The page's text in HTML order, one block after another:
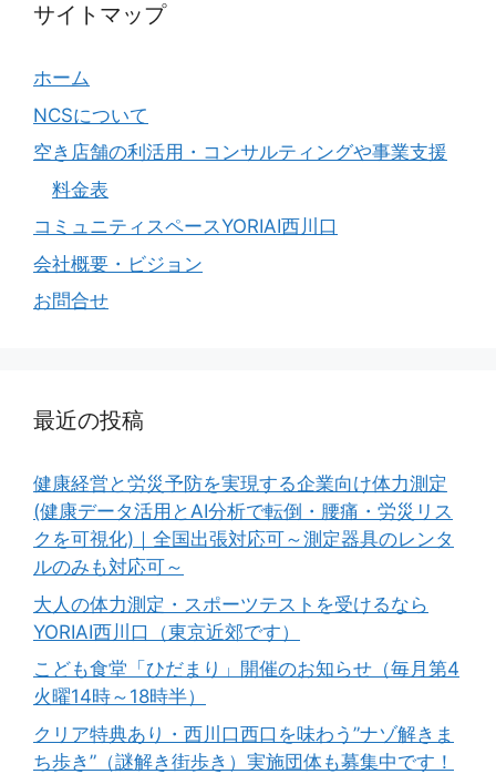
サイトマップ
ホーム
NCSについて
空き店舗の利活用・コンサルティングや事業支援
料金表
コミュニティスペースYORIAI西川口
会社概要・ビジョン
お問合せ
最近の投稿
健康経営と労災予防を実現する企業向け体力測定
(健康データ活用とAI分析で転倒・腰痛・労災リス
クを可視化)｜全国出張対応可～測定器具のレンタ
ルのみも対応可～
大人の体力測定・スポーツテストを受けるなら
YORIAI西川口（東京近郊です）
こども食堂「ひだまり」開催のお知らせ（毎月第4
火曜14時～18時半）
クリア特典あり・西川口西口を味わう”ナゾ解きま
ち歩き”（謎解き街歩き）実施団体も募集中です！